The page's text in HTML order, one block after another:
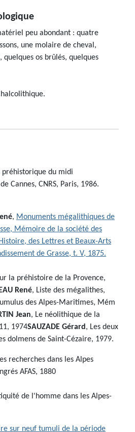
peu abondant : quatre
une molaire de cheval,
os brûlés, quelques
préhistorique du midi
Cannes, CNRS, Paris, 1986.
, Monuments mégalithiques de
Mémoire de la société des
des Lettres et Beaux-Arts
de Grasse, t. V, 1875.
la préhistoire de la Provence,
René, Liste des mégalithes,
des Alpes-Maritimes, Mém
Jean, Le néolithique de la
1974SAUZADE Gérard, Les deux
dolmens de Saint-Cézaire, 1979.
recherches dans les Alpes
AFAS, 1880
de l'homme dans les Alpes-
sur neuf tumuli de la période